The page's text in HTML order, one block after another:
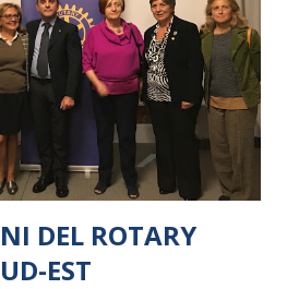
DEL ROTARY
EST